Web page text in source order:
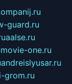
guard.ru
aalse.ru
movie-one.ru
andreislyusar.ru
grom.ru